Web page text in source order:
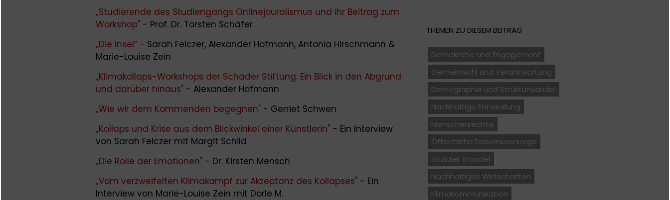
„Studierende des Studiengangs Onlinejouralismus und ihr Beitrag zum
Workshop" - Prof. Dr. Torsten Schäfer
„Die Insel” - Sarah Felczer, Alexander Hofmann, Antonia Hirschmann &
Marie-Louise Zein
„Klimakollaps-Workshops der Schader Stiftung: Ein Blick in den Abgrund
und darüber hinaus" - Alexander Hofmann
„Wie wir dem Kommenden begegnen" - Gerriet Schwen
„Kollaps und Krise aus dem Blickwinkel einer Künstlerin" - Ein Interview
von Sarah Felczer mit Margit Schild
„Die Rolle der Emotionen" - Dr. Kirsten Mensch
„Vom verzweifelten Klimakampf zur Akzeptanz des Kollapses" - Ein
Interview von Marie-Louise Zein mit Dorle M.
THEMEN ZU DIESEM BEITRAG
Demokratie und Engagement
Gemeinwohl und Verantwortung
Demographie und Strukturwandel
Nachhaltige Entwicklung
Menschenrechte
Öffentliche Daseinsvorsorge
Sozialer Wandel
Nachhaltiges Wirtschaften
Klimakommunikation